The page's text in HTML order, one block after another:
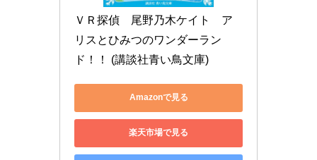
ＶＲ探偵　尾野乃木ケイト　ア
リスとひみつのワンダーラン
ド！！ (講談社青い鳥文庫)
Amazonで見る
楽天市場で見る